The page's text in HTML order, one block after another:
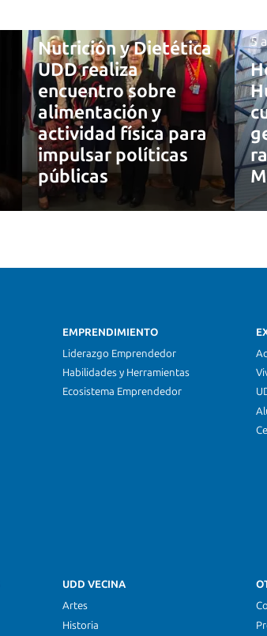
Nutrición y Dietética
UDD realiza
encuentro sobre
alimentación y
actividad física para
impulsar políticas
públicas
5
EMPRENDIMIENTO
Liderazgo Emprendedor
Habilidades y Herramientas
Ecosistema Emprendedor
UDD VECINA
Artes
Historia